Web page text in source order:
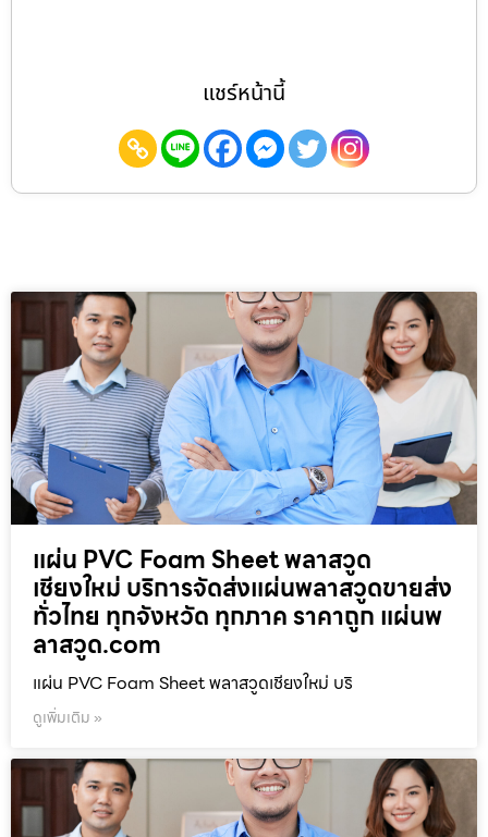
แชร์หน้านี้
แผ่น PVC Foam Sheet พลาสวูด
เชียงใหม่ บริการจัดส่งแผ่นพลาสวูดขายส่ง
ทั่วไทย ทุกจังหวัด ทุกภาค ราคาถูก แผ่นพ
ลาสวูด.com
แผ่น PVC Foam Sheet พลาสวูดเชียงใหม่ บริ
ดูเพิ่มเติม »